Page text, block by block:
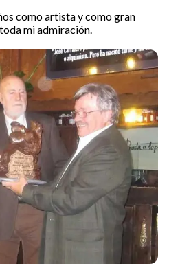
como artista y como gran
mi admiración.